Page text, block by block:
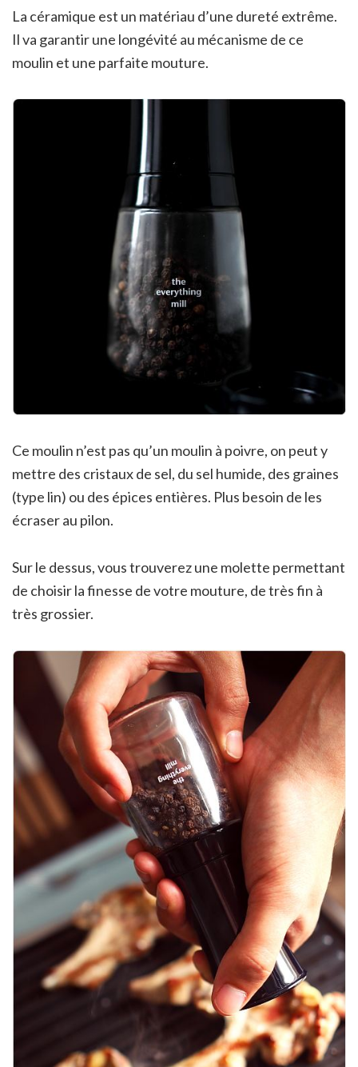
La céramique est un matériau d’une dureté extrême.
Il va garantir une longévité au mécanisme de ce
moulin et une parfaite mouture.
Ce moulin n’est pas qu’un moulin à poivre, on peut y
mettre des cristaux de sel, du sel humide, des graines
(type lin) ou des épices entières. Plus besoin de les
écraser au pilon.
Sur le dessus, vous trouverez une molette permettant
de choisir la finesse de votre mouture, de très fin à
très grossier.